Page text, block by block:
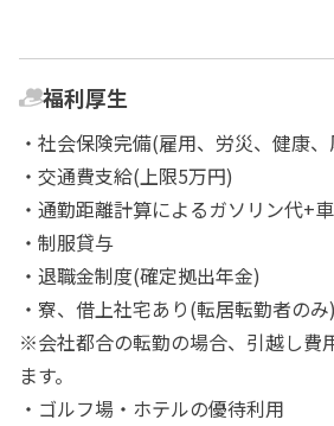
福利厚生
・社会保険完備(雇用、労災、健康
・交通費支給(上限5万円)
・通勤距離計算によるガソリン代+
・制服貸与
・退職金制度(確定拠出年金)
・寮、借上社宅あり(転居転勤者のみ)
※会社都合の転勤の場合、引越し費
ます。
・ゴルフ場・ホテルの優待利用